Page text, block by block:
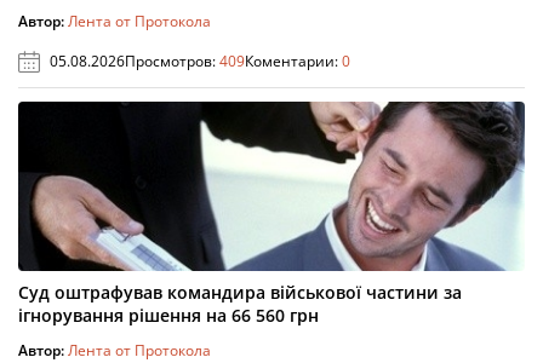
Автор:Лента от Протокола
05.08.2026Просмотров:409Коментарии:0
Суд оштрафував командира військової частини за
ігнорування рішення на 66 560 грн
Автор:Лента от Протокола